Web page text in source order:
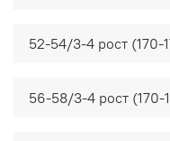
52-54/3-4 рост (170-
56-58/3-4 рост (170-